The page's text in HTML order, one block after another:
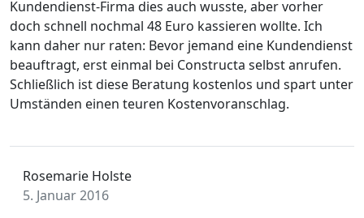
Kundendienst-Firma dies auch wusste, aber vorher
doch schnell nochmal 48 Euro kassieren wollte. Ich
kann daher nur raten: Bevor jemand eine Kundendienst
beauftragt, erst einmal bei Constructa selbst anrufen.
Schließlich ist diese Beratung kostenlos und spart unter
Umständen einen teuren Kostenvoranschlag.
Rosemarie Holste
5. Januar 2016